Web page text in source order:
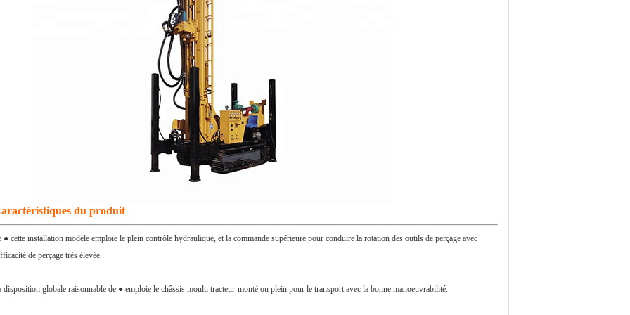
du produit
● cette installation modèle emploie le plein contrôle hydraulique, et la commande supérieure pour conduire la rotation des outils de perçage avec
de perçage très élevée.
disposition globale raisonnable de ● emploie le châssis moulu tracteur-monté ou plein pour le transport avec la bonne manoeuvrabilité.